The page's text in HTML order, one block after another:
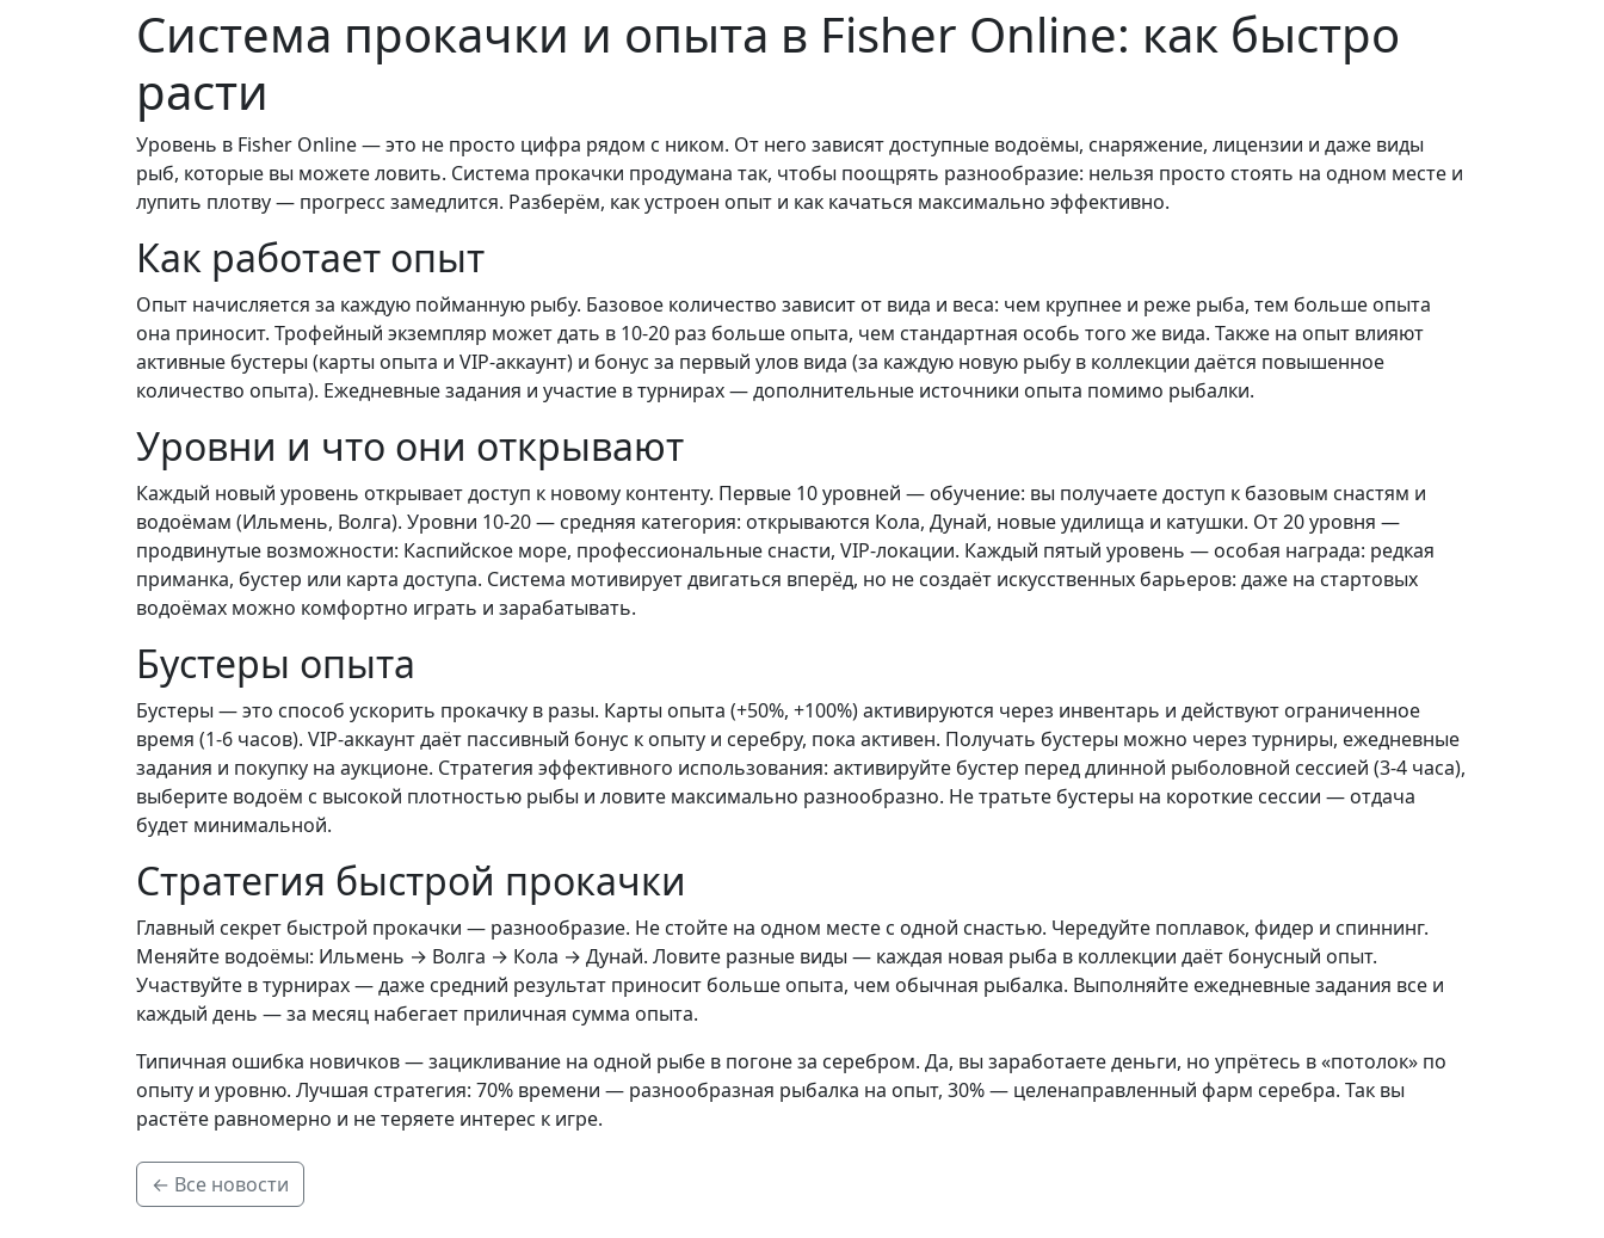
Система прокачки и опыта в Fisher Online: как быстро
расти
Уровень в Fisher Online — это не просто цифра рядом с ником. От него зависят доступные водоёмы, снаряжение, лицензии и даже виды
рыб, которые вы можете ловить. Система прокачки продумана так, чтобы поощрять разнообразие: нельзя просто стоять на одном месте и
лупить плотву — прогресс замедлится. Разберём, как устроен опыт и как качаться максимально эффективно.
Как работает опыт
Опыт начисляется за каждую пойманную рыбу. Базовое количество зависит от вида и веса: чем крупнее и реже рыба, тем больше опыта
она приносит. Трофейный экземпляр может дать в 10-20 раз больше опыта, чем стандартная особь того же вида. Также на опыт влияют
активные бустеры (карты опыта и VIP-аккаунт) и бонус за первый улов вида (за каждую новую рыбу в коллекции даётся повышенное
количество опыта). Ежедневные задания и участие в турнирах — дополнительные источники опыта помимо рыбалки.
Уровни и что они открывают
Каждый новый уровень открывает доступ к новому контенту. Первые 10 уровней — обучение: вы получаете доступ к базовым снастям и
водоёмам (Ильмень, Волга). Уровни 10-20 — средняя категория: открываются Кола, Дунай, новые удилища и катушки. От 20 уровня —
продвинутые возможности: Каспийское море, профессиональные снасти, VIP-локации. Каждый пятый уровень — особая награда: редкая
приманка, бустер или карта доступа. Система мотивирует двигаться вперёд, но не создаёт искусственных барьеров: даже на стартовых
водоёмах можно комфортно играть и зарабатывать.
Бустеры опыта
Бустеры — это способ ускорить прокачку в разы. Карты опыта (+50%, +100%) активируются через инвентарь и действуют ограниченное
время (1-6 часов). VIP-аккаунт даёт пассивный бонус к опыту и серебру, пока активен. Получать бустеры можно через турниры, ежедневные
задания и покупку на аукционе. Стратегия эффективного использования: активируйте бустер перед длинной рыболовной сессией (3-4 часа),
выберите водоём с высокой плотностью рыбы и ловите максимально разнообразно. Не тратьте бустеры на короткие сессии — отдача
будет минимальной.
Стратегия быстрой прокачки
Главный секрет быстрой прокачки — разнообразие. Не стойте на одном месте с одной снастью. Чередуйте поплавок, фидер и спиннинг.
Меняйте водоёмы: Ильмень → Волга → Кола → Дунай. Ловите разные виды — каждая новая рыба в коллекции даёт бонусный опыт.
Участвуйте в турнирах — даже средний результат приносит больше опыта, чем обычная рыбалка. Выполняйте ежедневные задания все и
каждый день — за месяц набегает приличная сумма опыта.
Типичная ошибка новичков — зацикливание на одной рыбе в погоне за серебром. Да, вы заработаете деньги, но упрётесь в «потолок» по
опыту и уровню. Лучшая стратегия: 70% времени — разнообразная рыбалка на опыт, 30% — целенаправленный фарм серебра. Так вы
растёте равномерно и не теряете интерес к игре.
← Все новости